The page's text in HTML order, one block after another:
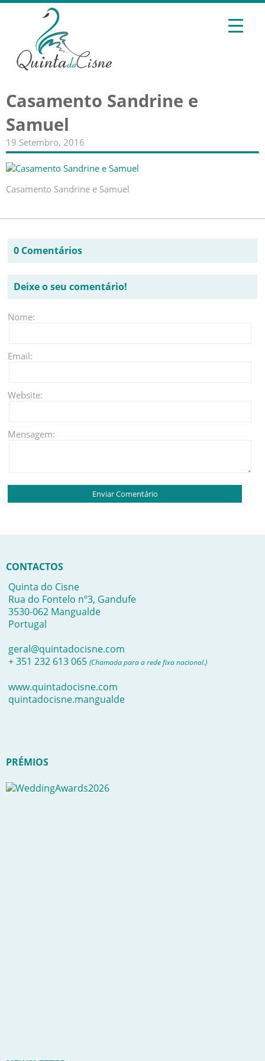
Casamento Sandrine e
Samuel
19 Setembro, 2016
Casamento Sandrine e Samuel
0 Comentários
Deixe o seu comentário!
Nome:
Email:
Website:
Mensagem:
CONTACTOS
Quinta do Cisne
Rua do Fontelo nº3, Gandufe
3530-062 Mangualde
Portugal
geral@quintadocisne.com
+ 351 232 613 065 (Chamada para a rede fixa nacional.)
www.quintadocisne.com
quintadocisne.mangualde
PRÉMIOS